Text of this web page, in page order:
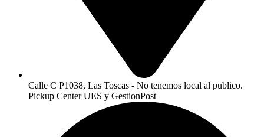
Calle C P1038, Las Toscas - No tenemos local al publico.
Pickup Center UES y GestionPost